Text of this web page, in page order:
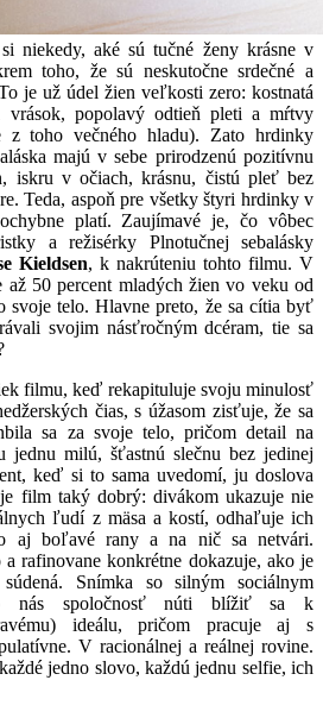
niekedy, aké sú tučné ženy krásne v
toho, že sú neskutočne srdečné a
je už údel žien veľkosti zero: kostnatá
popolavý odtieň pleti a mŕtvy
z toho večného hladu). Zato hrdinky
majú v sebe prirodzenú pozitívnu
iskru v očiach, krásnu, čistú pleť bez
Teda, aspoň pre všetky štyri hrdinky v
platí. Zaujímavé je, čo vôbec
a režisérky Plnotučnej sebalásky
Kieldsen, k nakrúteniu tohto filmu. V
až 50 percent mladých žien vo veku od
svoje telo. Hlavne preto, že sa cítia byť
svojim násťročným dcéram, tie sa
filmu, keď rekapituluje svoju minulosť
čias, s úžasom zisťuje, že sa
sa za svoje telo, pričom detail na
jednu milú, šťastnú slečnu bez jedinej
keď si to sama uvedomí, ju doslova
film taký dobrý: divákom ukazuje nie
ľudí z mäsa a kostí, odhaľuje ich
aj boľavé rany a na nič sa netvári.
rafinovane konkrétne dokazuje, ako je
Snímka so silným sociálnym
nás spoločnosť núti blížiť sa k
ideálu, pričom pracuje aj s
V racionálnej a reálnej rovine.
jedno slovo, každú jednu selfie, ich